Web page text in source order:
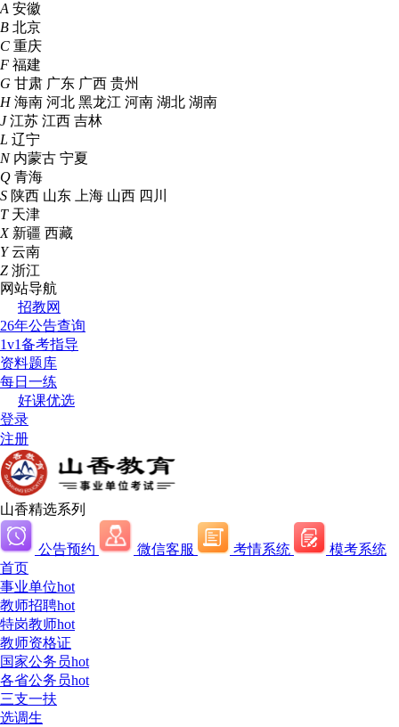
A 安徽
B 北京
C 重庆
F 福建
G 甘肃 广东 广西 贵州
H 海南 河北 黑龙江 河南 湖北 湖南
J 江苏 江西 吉林
L 辽宁
N 内蒙古 宁夏
Q 青海
S 陕西 山东 上海 山西 四川
T 天津
X 新疆 西藏
Y 云南
Z 浙江
网站导航
招教网
26年公告查询
1v1备考指导
资料题库
每日一练
好课优选
登录
注册
山香精选系列
公告预约 微信客服 考情系统
模考系统
首页
事业单位hot
教师招聘hot
特岗教师hot
教师资格证
国家公务员hot
各省公务员hot
三支一扶
选调生